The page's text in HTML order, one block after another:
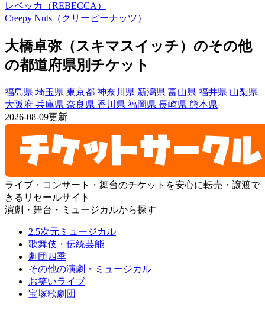
レベッカ（REBECCA）
Creepy Nuts（クリーピーナッツ）
大橋卓弥（スキマスイッチ）のその他
の都道府県別チケット
福島県 埼玉県 東京都 神奈川県 新潟県 富山県 福井県 山梨県
大阪府 兵庫県 奈良県 香川県 福岡県 長崎県 熊本県
2026-08-09更新
ライブ・コンサート・舞台のチケットを安心に転売・譲渡で
きるリセールサイト
演劇・舞台・ミュージカルから探す
2.5次元ミュージカル
歌舞伎・伝統芸能
劇団四季
その他の演劇・ミュージカル
お笑いライブ
宝塚歌劇団